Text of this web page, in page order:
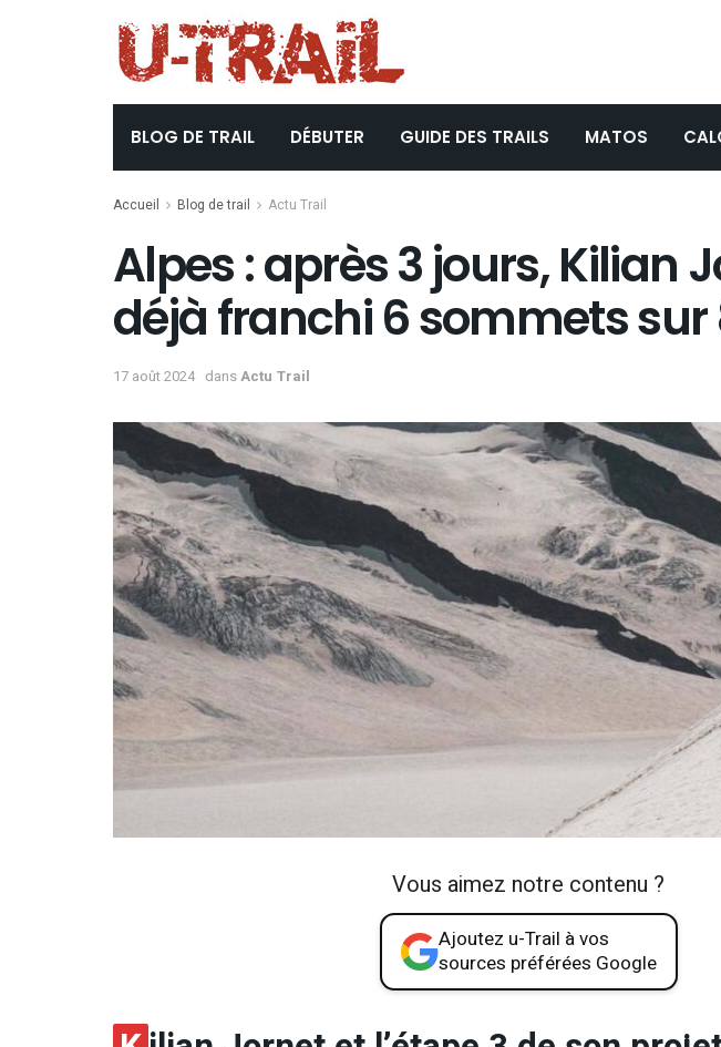
BLOG DE TRAIL DÉBUTER GUIDE DES TRAILS MATOS
Accueil Blog de trail Actu Trail
Alpes : après 3 jours, Kilian
déjà franchi 6 sommets sur
17 août 2024 dansActu Trail
Vous aimez notre contenu ?
Ajoutez u-Trail à vos
sources préférées Google